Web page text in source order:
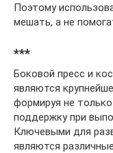
Поэтому
мешать, а не
***
Боковой пресс и
являются
формируя не
поддержку при
Ключевыми для
являются